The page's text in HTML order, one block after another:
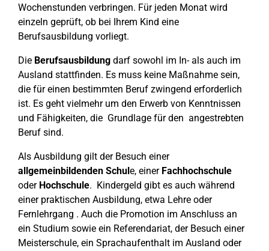
Wochenstunden verbringen. Für jeden Monat wird
einzeln geprüft, ob bei Ihrem Kind eine
Berufsausbildung vorliegt.
Die Berufsausbildung darf sowohl im In- als auch im
Ausland stattfinden. Es muss keine Maßnahme sein,
die für einen bestimmten Beruf zwingend erforderlich
ist. Es geht vielmehr um den Erwerb von Kenntnissen
und Fähigkeiten, die Grundlage für den angestrebten
Beruf sind.
Als Ausbildung gilt der Besuch einer
allgemeinbildenden Schule, einer Fachhochschule
oder Hochschule. Kindergeld gibt es auch während
einer praktischen Ausbildung, etwa Lehre oder
Fernlehrgang . Auch die Promotion im Anschluss an
ein Studium sowie ein Referendariat, der Besuch einer
Meisterschule, ein Sprachaufenthalt im Ausland oder